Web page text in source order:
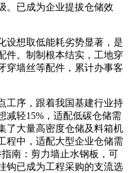
。已成为企业提拔仓储效
想取低能耗劣势显著，是
件。制制根本结实，工地穿
穿墙丝等配件，累计办事客
序，跟着我国基建行业持
减轻15%，适配低碳仓储需
了大量高密度仓储及料箱机
程中，适配大型企业仓储需
南：剪力墙止水钢板，可
钩已成为工程采购的支流选